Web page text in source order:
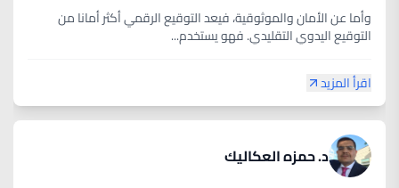
وأما عن الأمان والموثوقية، فيعد التوقيع الرقمي أكثر أمانا من
التوقيع اليدوي التقليدي. فهو يستخدم...
اقرأ المزيد
د. حمزه العكاليك